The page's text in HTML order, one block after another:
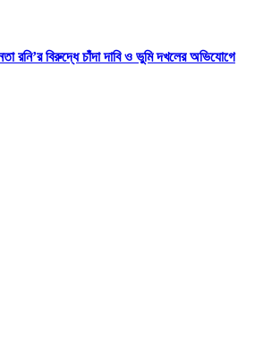
রনি’র বিরুদ্ধে চাঁদা দাবি ও ভুমি দখলের অভিযোগে